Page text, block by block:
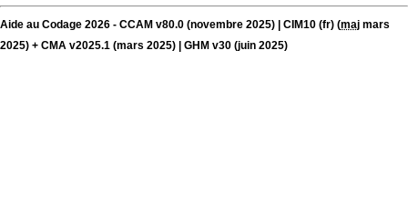
Aide au Codage 2026 - CCAM v80.0 (novembre 2025) | CIM10 (fr) (maj mars
2025) + CMA v2025.1 (mars 2025) | GHM v30 (juin 2025)